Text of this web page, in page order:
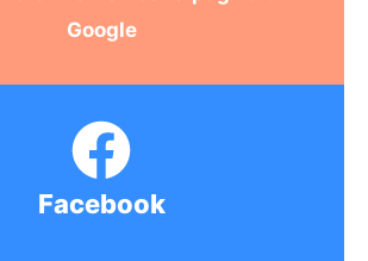
Google
Facebook